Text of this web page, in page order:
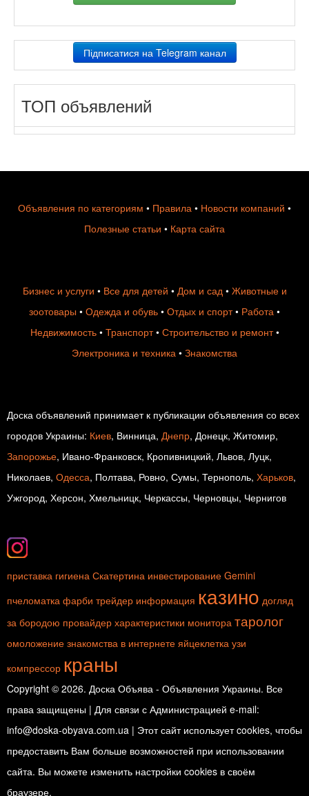
Підписатися на Telegram канал
ТОП объявлений
Объявления по категориям • Правила • Новости компаний •
Полезные статьи • Карта сайта
Бизнес и услуги • Все для детей • Дом и сад• Животные и
зоотовары • Одежда и обувь • Отдых и спорт• Работа •
Недвижимость• Транспорт• Строительство и ремонт•
Электроника и техника • Знакомства
Доска объявлений принимает к публикации объявления со всех
городов Украины: Киев, Винница, Днепр, Донецк, Житомир,
Запорожье, Ивано-Франковск, Кропивницкий, Львов, Луцк,
Николаев, Одесса, Полтава, Ровно, Сумы, Тернополь, Харьков,
Ужгород, Херсон, Хмельницк, Черкассы, Черновцы, Чернигов
приставка гигиена Скатертина инвестирование Gemini
пчеломатка фарби трейдер информация казино догляд
за бородою провайдер характеристики монитора таролог
омоложение знакомства в интернете яйцеклетка узи
компрессор краны
Copyright © 2026. Доска Объява - Объявления Украины. Все
права защищены | Для связи с Администрацией e-mail:
info@doska-obyava.com.ua | Этот сайт использует cookies, чтобы
предоставить Вам больше возможностей при использовании
сайта. Вы можете изменить настройки cookies в своём
браузере.